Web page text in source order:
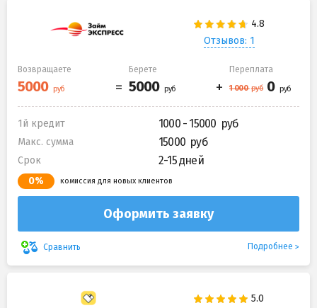
Отзывов: 1
Возвращаете Берете Переплата
1й кредит 1000 - 15000
Макс. сумма 15000
Срок 2-15 дней
0% комиссия для новых клиентов
Оформить заявку
Сравнить Подробнее